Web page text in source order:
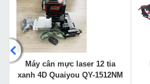
Máy cân mực laser 12 tia
xanh 4D Quaiyou QY-1512NM